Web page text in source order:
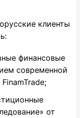
клиенты
финансовые
современной
от